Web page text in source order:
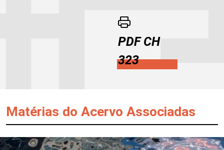
PDF CH
323
Matérias do Acervo Associadas